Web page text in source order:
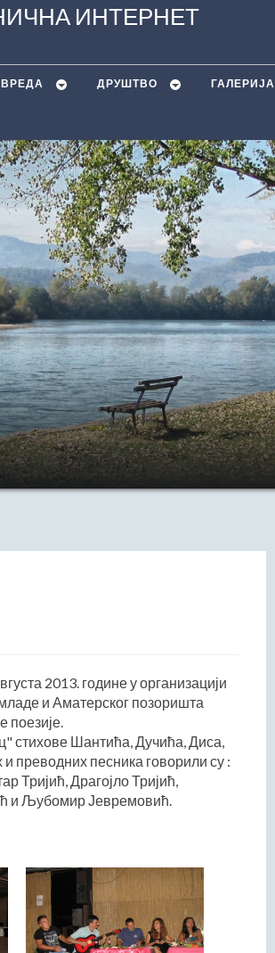
ИНТЕРНЕТ
ДРУШТВО ГАЛЕРИЈА
2013. године у организацији
и Аматерског позоришта
поезије.
стихове Шантића, Дучића, Диса,
преводних песника говорили су :
Тријић, Драгојло Тријић,
и Љубомир Јевремовић.